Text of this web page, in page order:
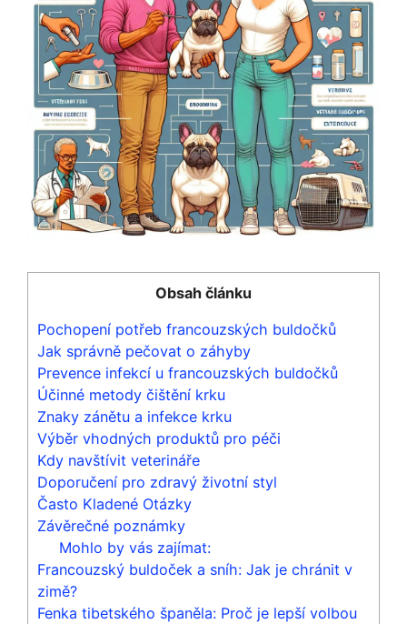
Obsah článku
Pochopení‍ potřeb francouzských‌ buldočků
Jak správně pečovat o​ záhyby
Prevence infekcí‍ u francouzských buldočků
Účinné ⁣metody čištění krku
Znaky zánětu ‍a infekce krku
Výběr vhodných produktů pro péči
Kdy navštívit ‌veterináře
Doporučení pro zdravý životní‍ styl
Často Kladené Otázky
Závěrečné poznámky
Mohlo by vás zajímat:
Francouzský buldoček a sníh: Jak je chránit v
zimě?
Fenka tibetského španěla: Proč je lepší volbou